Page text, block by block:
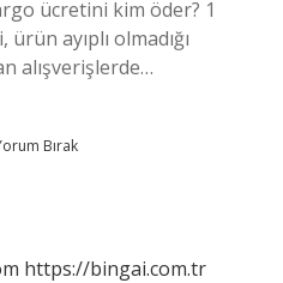
ücretini kim öder? 1
ayıplı olmadığı
alışverişlerde…
Bırak
https://bingai.com.tr